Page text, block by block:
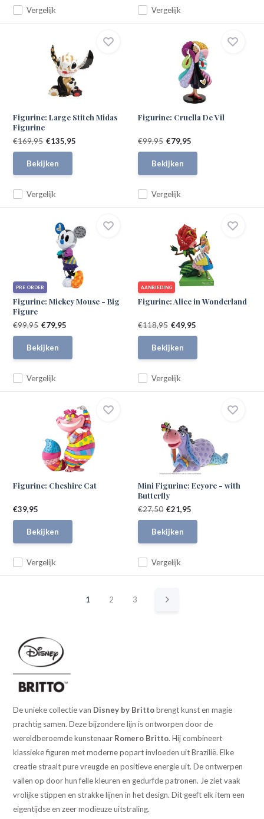
Vergelijk Vergelijk
Figurine: Large Stitch Midas
Figurine
Vergelijk
€169,95 €135,95
Bekijken
Figurine: Cruella De Vil
Vergelijk
€99,95 €79,95
Bekijken
PRE ORDER
Figurine: Mickey Mouse - Big
Figure
Vergelijk
€99,95 €79,95
Bekijken
AANBIEDING
Figurine: Alice in Wonderland
Vergelijk
€118,95 €49,95
Bekijken
Figurine: Cheshire Cat
Vergelijk
€39,95
Bekijken
Mini Figurine: Eeyore - with
Butterfly
Vergelijk
€27,50 €21,95
Bekijken
1 2 3
De unieke collectie van Disney by Brittobrengt kunst en magie
prachtig samen. Deze bijzondere lijn is ontworpen door de
wereldberoemde kunstenaar Romero Britto. Hij combineert
klassieke figuren met moderne popart invloeden uit Brazilië. Elke
creatie straalt pure vreugde en positieve energie uit. De ontwerpen
vallen op door hun felle kleuren en gedurfde patronen. Je ziet vaak
vrolijke stippen en strakke lijnen in het design. Dit geeft elk item een
eigentijdse en zeer modieuze uitstraling.